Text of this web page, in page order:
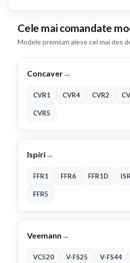
Cele mai comandate
Modele premium alese cel mai des
Concaver→
CVR1 CVR4 CVR2
CVR5
Ispiri→
FFR1 FFR6 FFR1D
FFR5
Veemann →
VC520 V-FS25 V-FS44